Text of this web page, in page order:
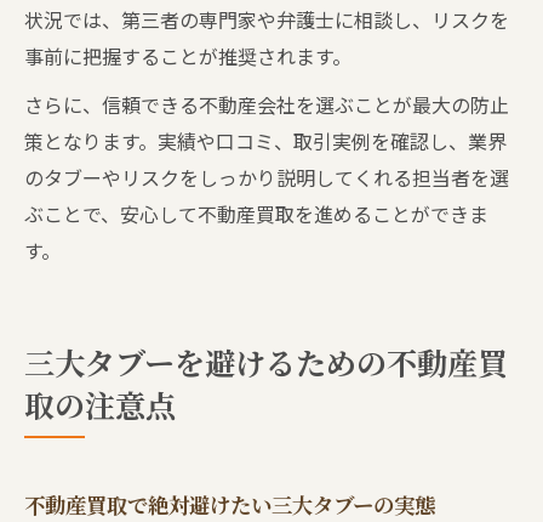
状況では、第三者の専門家や弁護士に相談し、リスクを
事前に把握することが推奨されます。
さらに、信頼できる不動産会社を選ぶことが最大の防止
策となります。実績や口コミ、取引実例を確認し、業界
のタブーやリスクをしっかり説明してくれる担当者を選
ぶことで、安心して不動産買取を進めることができま
す。
三大タブーを避けるための不動産買
取の注意点
不動産買取で絶対避けたい三大タブーの実態